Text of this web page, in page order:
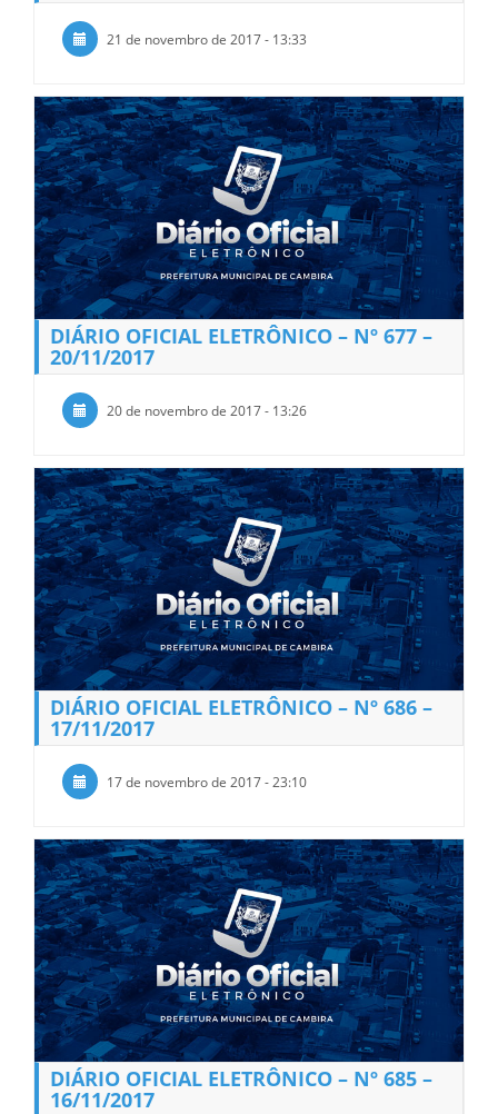
21 de novembro de 2017 - 13:33
DIÁRIO OFICIAL ELETRÔNICO – Nº 677 –
20/11/2017
20 de novembro de 2017 - 13:26
DIÁRIO OFICIAL ELETRÔNICO – Nº 686 –
17/11/2017
17 de novembro de 2017 - 23:10
DIÁRIO OFICIAL ELETRÔNICO – Nº 685 –
16/11/2017